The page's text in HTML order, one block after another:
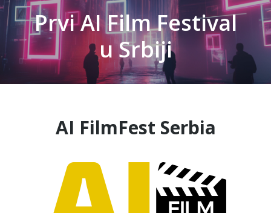
Prvi AI Film Festival
u Srbiji
AI FilmFest Serbia